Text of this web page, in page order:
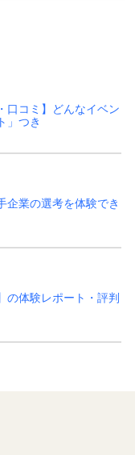
口コミ】どんなイベン
」つき
企業の選考を体験でき
の体験レポート・評判